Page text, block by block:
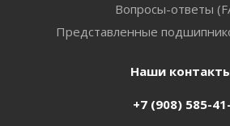
Вопросы-ответы
Представленные
Наши
+7 (908) 585-